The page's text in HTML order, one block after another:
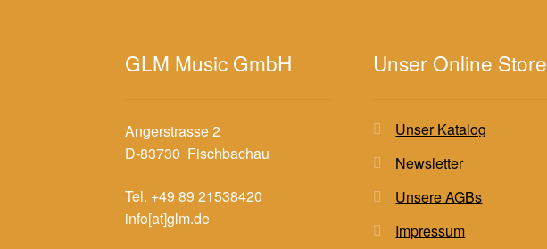
GLM Music GmbH
Angerstrasse 2
D-83730 Fischbachau
Tel. +49 89 21538420
info[at]glm.de
Unser Online Store
Unser Katalog
Newsletter
Unsere AGBs
Impressum